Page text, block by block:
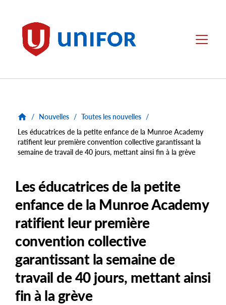
Unifor Menu
/ Nouvelles / Toutes les nouvelles /
Les éducatrices de la petite enfance de la Munroe Academy
ratifient leur première convention collective garantissant la
semaine de travail de 40 jours, mettant ainsi fin à la grève
Les éducatrices de la petite
enfance de la Munroe Academy
ratifient leur première
convention collective
garantissant la semaine de
travail de 40 jours, mettant ainsi
fin à la grève